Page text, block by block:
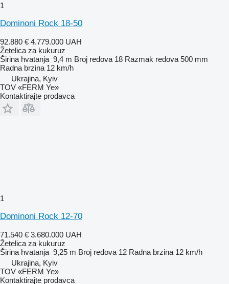
1
Dominoni Rock 18-50
92.880 € 4.779.000 UAH
Žetelica za kukuruz
Širina hvatanja 9,4 m Broj redova 18 Razmak redova 500 mm
Radna brzina 12 km/h
Ukrajina, Kyiv
TOV «FERM Ye»
Kontaktirajte prodavca
1
Dominoni Rock 12-70
71.540 € 3.680.000 UAH
Žetelica za kukuruz
Širina hvatanja 9,25 m Broj redova 12 Radna brzina 12 km/h
Ukrajina, Kyiv
TOV «FERM Ye»
Kontaktirajte prodavca